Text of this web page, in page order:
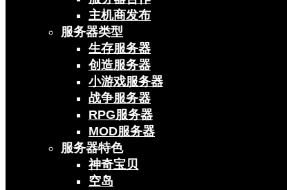
主机商发布
服务器类型
生存服务器
创造服务器
小游戏服务器
战争服务器
RPG服务器
MOD服务器
服务器特色
神奇宝贝
空岛